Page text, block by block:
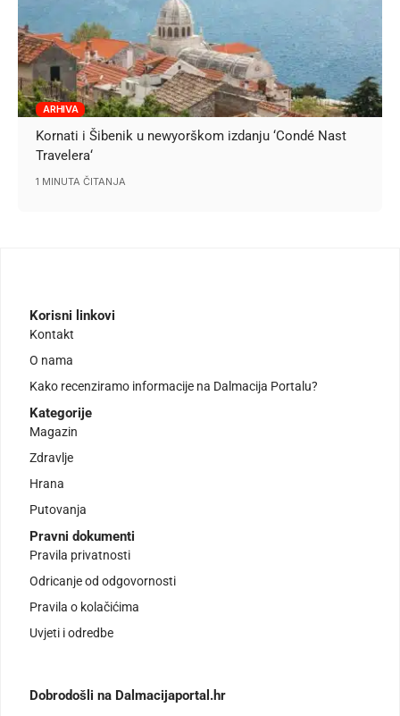
ARHIVA
Kornati i Šibenik u newyorškom izdanju ‘Condé Nast
Travelera‘
1 MINUTA ČITANJA
Korisni linkovi
Kontakt
O nama
Kako recenziramo informacije na Dalmacija Portalu?
Kategorije
Magazin
Zdravlje
Hrana
Putovanja
Pravni dokumenti
Pravila privatnosti
Odricanje od odgovornosti
Pravila o kolačićima
Uvjeti i odredbe
Dobrodošli na Dalmacijaportal.hr